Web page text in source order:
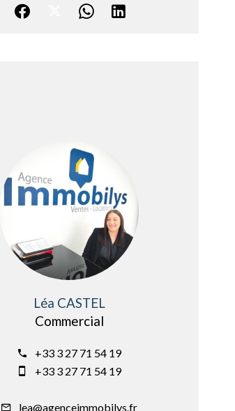
Léa CASTEL
Commercial
+33 3 27 71 54 19
+33 3 27 71 54 19
lea@agenceimmobilys.fr